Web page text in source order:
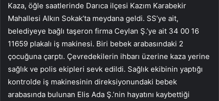
Kaza, öğle saatlerinde Darıca ilçesi Kazım Karabekir
Mahallesi Alkın Sokak’ta meydana geldi. SS’ye ait,
belediyeye bağlı taşeron firma Ceylan Ş.’ye ait 34 00 16
11659 plakalı iş makinesi. Biri bebek arabasındaki 2
çocuğuna çarptı. Çevredekilerin ihbarı üzerine kaza yerine
sağlık ve polis ekipleri sevk edildi. Sağlık ekibinin yaptığı
kontrolde iş makinesinin direksiyonundaki bebek
arabasında bulunan Elis Ada Ş.’nin hayatını kaybettiği